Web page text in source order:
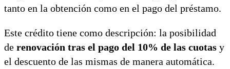
tanto en la obtención como en el pago del préstamo.
Este crédito tiene como descripción: la posibilidad
de renovación tras el pago del 10% de las cuotas y
el descuento de las mismas de manera automática.